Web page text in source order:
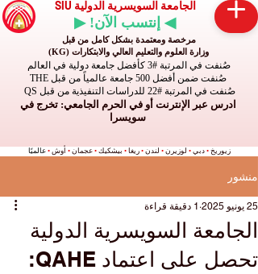
الجامعة السويسرية الدولية SIU
◀ إنتسب الآن! ▶
مرخصة ومعتمدة بشكل كامل من قبل
وزارة العلوم والتعليم العالي والابتكارات (KG)
صُنفت في المرتبة #3 كأفضل جامعة دولية في العالم
صُنفت ضمن أفضل 500 جامعة عالمياً من قبل THE
صُنفت في المرتبة #22 للدراسات التنفيذية من قبل QS
ادرس عبر الإنترنت أو في الحرم الجامعي: تخرج في
سويسرا
زيوريخ • دبي • لوزيرن • لندن • ريغا • بيشكيك • عجمان • أوش • عالميًا
منشور
الجامعة السويسرية الدولية
تحصل على اعتماد QAHE:
25 يونيو 2025 1 دقيقة قراءة